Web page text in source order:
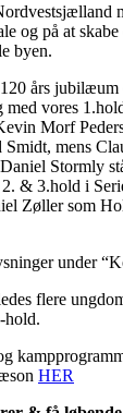
og på at skabe
byen.
års jubilæum
med vores
Morf
Smidt, mens
Stormly
2. & 3.hold i
Zøller som
under
flere
hold.
HER